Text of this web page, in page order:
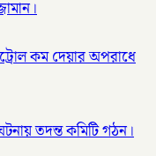
কম দেয়ার অপরাধে
তদন্ত কমিটি গঠন।